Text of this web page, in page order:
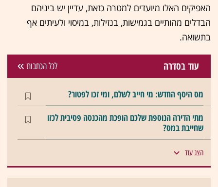
האפיקים האלו מיועדים למטרה כזאת, עדיין יש ביניהם
הבדלים מהותיים בגמישות, בנזילות, במיסוי ולעיתים אף
בתשואה.
עוד בסדרה לכל הכתבות
מס היסף החדש: מי חייב לשלם, ומי זכו לפטור?
מתי הדירה הנוספת שלכם הופכת מהכנסה פסיבית לכזו
שחייבת במס?
הצג עוד